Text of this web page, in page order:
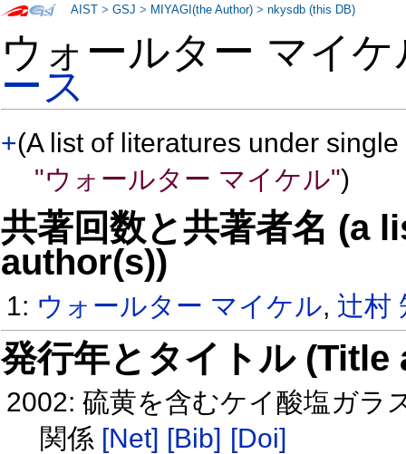
ウォールター マイ
ース
+(A list of literatures under
"ウォールター マイケル")
共著回数と共著者名 (a
author(s))
1: ウォールター マイケル, 辻村
発行年とタイトル
2002: 硫黄を含むケイ酸塩ガラ
関係 [Net] [Bib] [Doi]
AIST >GSJ > MIYAGI(the Author) >nkysdb (this DB)